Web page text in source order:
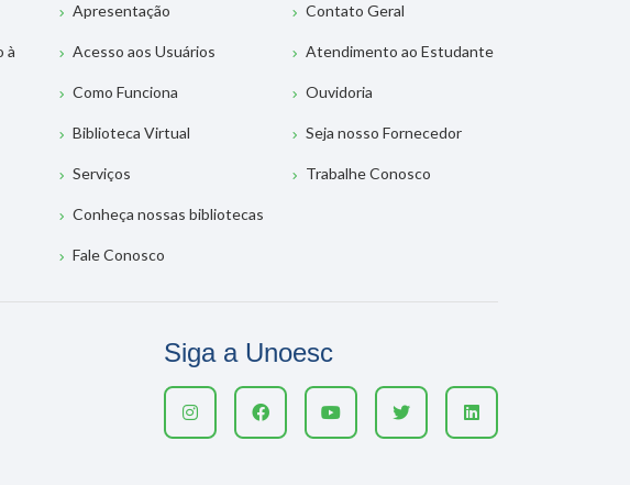
à
Apresentação
Acesso aos Usuários
Como Funciona
Biblioteca Virtual
Serviços
Conheça nossas bibliotecas
Fale Conosco
Contato Geral
Atendimento ao Estudante
Ouvidoria
Seja nosso Fornecedor
Trabalhe Conosco
Siga a Unoesc